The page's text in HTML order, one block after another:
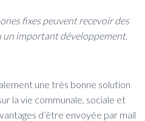
fixes peuvent recevoir des
un important développement.
une très bonne solution
la vie communale, sociale et
d’être envoyée par mail